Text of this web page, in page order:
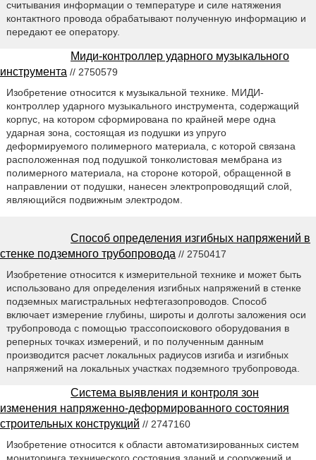
считывания информации о температуре и силе натяжения
контактного провода обрабатывают полученную информацию и
передают ее оператору.
Миди-контроллер ударного музыкального
инструмента // 2750579
Изобретение относится к музыкальной технике. МИДИ-
контроллер ударного музыкального инструмента, содержащий
корпус, на котором сформирована по крайней мере одна
ударная зона, состоящая из подушки из упруго
деформируемого полимерного материала, с которой связана
расположенная под подушкой тонколистовая мембрана из
полимерного материала, на стороне которой, обращенной в
направлении от подушки, нанесен электропроводящий слой,
являющийся подвижным электродом.
Способ определения изгибных напряжений в
стенке подземного трубопровода // 2750417
Изобретение относится к измерительной технике и может быть
использовано для определения изгибных напряжений в стенке
подземных магистральных нефтегазопроводов. Способ
включает измерение глубины, широты и долготы заложения оси
трубопровода с помощью трассопоискового оборудования в
реперных точках измерений, и по полученным данным
производится расчет локальных радиусов изгиба и изгибных
напряжений на локальных участках подземного трубопровода.
Система выявления и контроля зон
изменения напряженно-деформированного состояния
строительных конструкций // 2747160
Изобретение относится к области автоматизированных систем
мониторинга технического состояния зданий и сооружений и